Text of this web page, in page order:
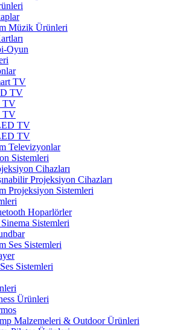
Müzik Ürünleri
Oyun
TV
TV
TV
TV
TV
TV
Televizyonlar
Sistemleri
Cihazları
Projeksiyon Cihazları
Projeksiyon Sistemleri
Hoparlörler
Sistemleri
Ses Sistemleri
Sistemleri
Ürünleri
Malzemeleri & Outdoor Ürünleri